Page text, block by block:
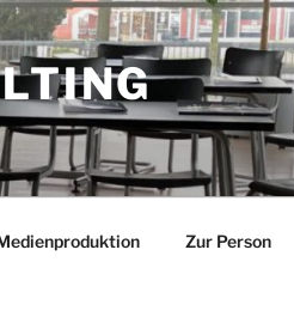
Zur Person